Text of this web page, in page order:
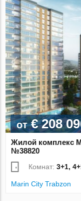
от€ 208
Жилой комплекс
№38820
Комнат:3+1,
Marin City Trabzon